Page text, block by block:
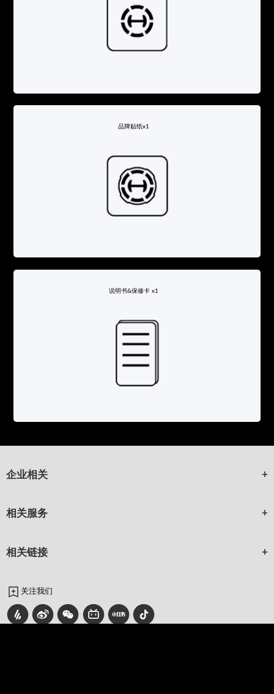
品牌贴纸x1
说明书&保修卡 x1
企业相关
相关服务
相关链接
关注我们